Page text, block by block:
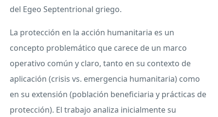
del Egeo Septentrional griego.
La protección en la acción humanitaria es un
concepto problemático que carece de un marco
operativo común y claro, tanto en su contexto de
aplicación (crisis vs. emergencia humanitaria) como
en su extensión (población beneficiaria y prácticas de
protección). El trabajo analiza inicialmente su